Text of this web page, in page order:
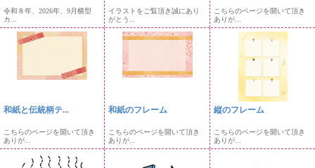
令和８年、2026年、9月横型
カ...
イラストをご覧頂き誠にあり
がとう...
こちらのページを開いて頂き
ありが...
和紙と伝統柄テ...
こちらのページを開いて頂き
ありが...
和紙のフレーム
こちらのページを開いて頂き
ありが...
縦のフレーム
こちらのページを開いて頂き
ありが...